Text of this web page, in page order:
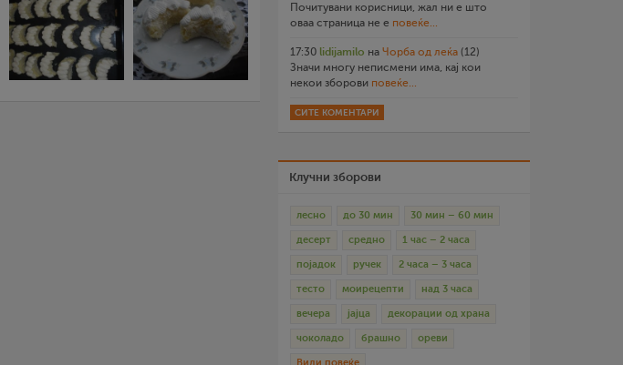
Почитувани корисници, жал ни е што
оваа страница не е повеќе...
17:30 lidijamilo на Чорба од леќа (12)
Значи многу неписмени има, кај кои
некои зборови повеќе...
СИТЕ КОМЕНТАРИ
Клучни зборови
лесно до 30 мин 30 мин – 60 мин
десерт средно 1 час – 2 часа
појадок ручек 2 часа – 3 часа
тесто моирецепти над 3 часа
вечера јајца декорации од храна
чоколадо брашно ореви